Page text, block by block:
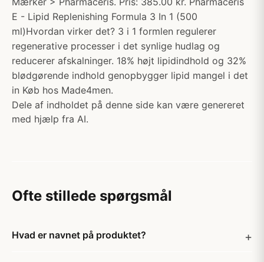
E - Lipid Replenishing Formula 3 In 1 (500
ml)Hvordan virker det? 3 i 1 formlen regulerer
regenerative processer i det synlige hudlag og
reducerer afskalninger. 18% højt lipidindhold og 32%
blødgørende indhold genopbygger lipid mangel i det
in Køb hos Made4men.
Dele af indholdet på denne side kan være genereret
med hjælp fra AI.
Ofte stillede spørgsmål
Hvad er navnet på produktet?